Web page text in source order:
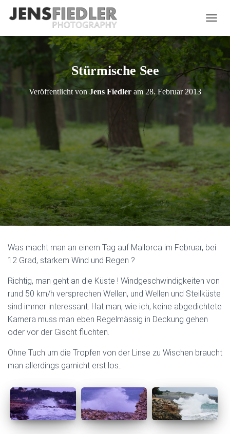
A
G
A
T
U
H
L
T
E
N
Stürmische See
Veröffentlicht von Jens Fiedler am 28. Februar 2013
Was macht man an einem Tag auf Mallorca im Februar, bei
12 Grad, starkem Wind und Regen ?
Richtig, man geht an die Küste ! Windgeschwindigkeiten von
rund 50 km/h versprechen Wellen, und Wellen und Steilküste
sind immer interessant. Hat man, wie ich, keine abgedichtete
Kamera muss man eben Regelmässig in Deckung gehen
oder vor der Gischt flüchten.
Ohne Tuch um die Tropfen von der Linse zu Wischen braucht
man allerdings garnicht erst los..